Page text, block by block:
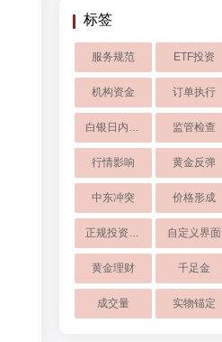
标签
服务规范 ETF投资
机构资金 订单执行
白银日内大跌 监管检查
行情影响 黄金反弹
中东冲突 价格形成
正规投资软件 自定义界面
黄金理财 千足金
成交量 实物锚定